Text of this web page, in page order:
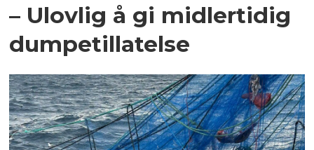
– Ulovlig å gi midlertidig
dumpetillatelse